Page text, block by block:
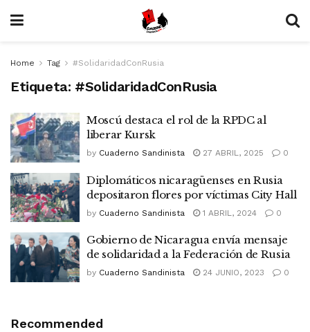
Home Tag #SolidaridadConRusia
Etiqueta: #SolidaridadConRusia
Moscú destaca el rol de la RPDC al
liberar Kursk
by Cuaderno Sandinista 27 ABRIL, 2025 0
Diplomáticos nicaragüenses en Rusia
depositaron flores por víctimas City Hall
by Cuaderno Sandinista 1 ABRIL, 2024 0
Gobierno de Nicaragua envía mensaje
de solidaridad a la Federación de Rusia
by Cuaderno Sandinista 24 JUNIO, 2023 0
Recommended